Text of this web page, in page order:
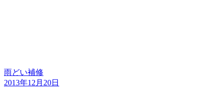
雨どい補修
2013年12月20日